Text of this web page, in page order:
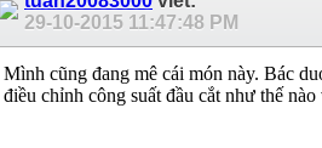
29-10-2015 11:47:48 PM
Mình cũng đang mê cái món này. Bác
điều chỉnh công suất đầu cắt như thế nào